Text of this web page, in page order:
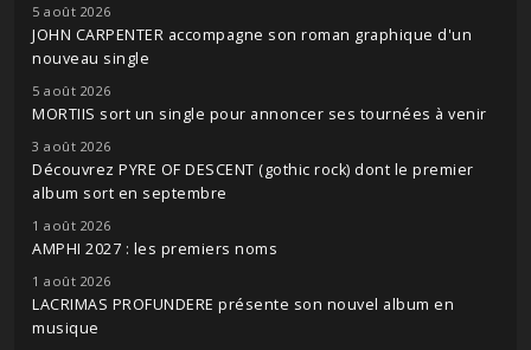
5 août 2026
JOHN CARPENTER accompagne son roman graphique d'un
nouveau single
5 août 2026
MORTIIS sort un single pour annoncer ses tournées à venir
3 août 2026
Découvrez PYRE OF DESCENT (gothic rock) dont le premier
album sort en septembre
1 août 2026
AMPHI 2027 : les premiers noms
1 août 2026
LACRIMAS PROFUNDERE présente son nouvel album en
musique